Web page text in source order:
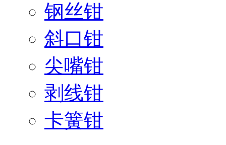
钢丝钳
斜口钳
尖嘴钳
剥线钳
卡簧钳